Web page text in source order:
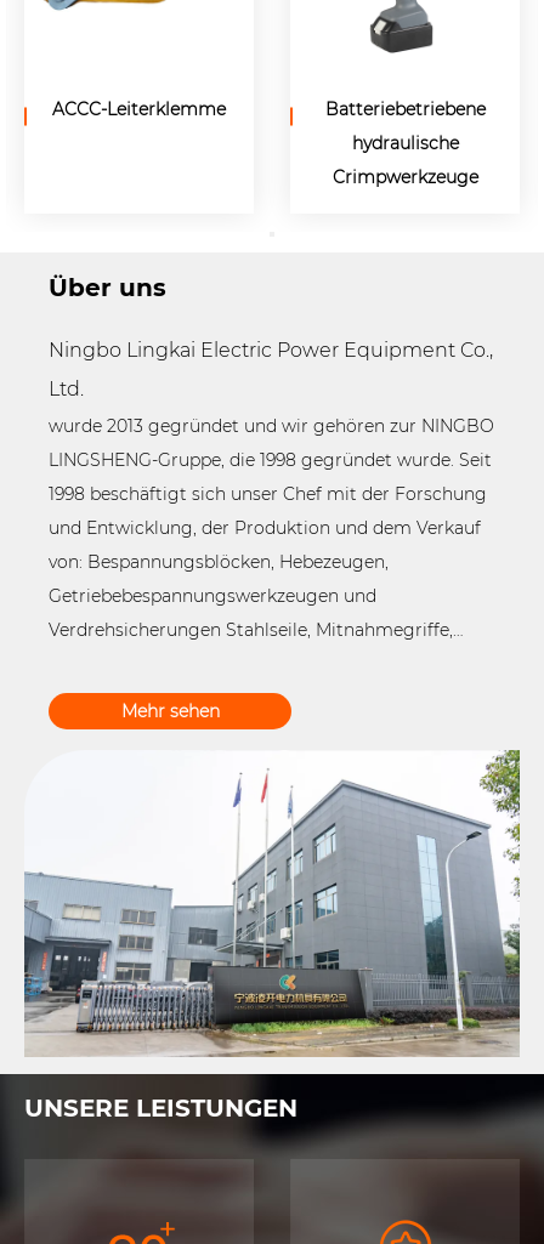
ACCC-Leiterklemme
Batteriebetriebene
hydraulische
Crimpwerkzeuge
Über uns
Ningbo Lingkai Electric Power Equipment Co.,
Ltd.
wurde 2013 gegründet und wir gehören zur NINGBO
LINGSHENG-Gruppe, die 1998 gegründet wurde. Seit
1998 beschäftigt sich unser Chef mit der Forschung
und Entwicklung, der Produktion und dem Verkauf
von: Bespannungsblöcken, Hebezeugen,
Getriebebespannungswerkzeugen und
Verdrehsicherungen Stahlseile, Mitnahmegriffe,
hydraulische Pressmaschinen usw.
Mehr sehen
UNSERE LEISTUNGEN